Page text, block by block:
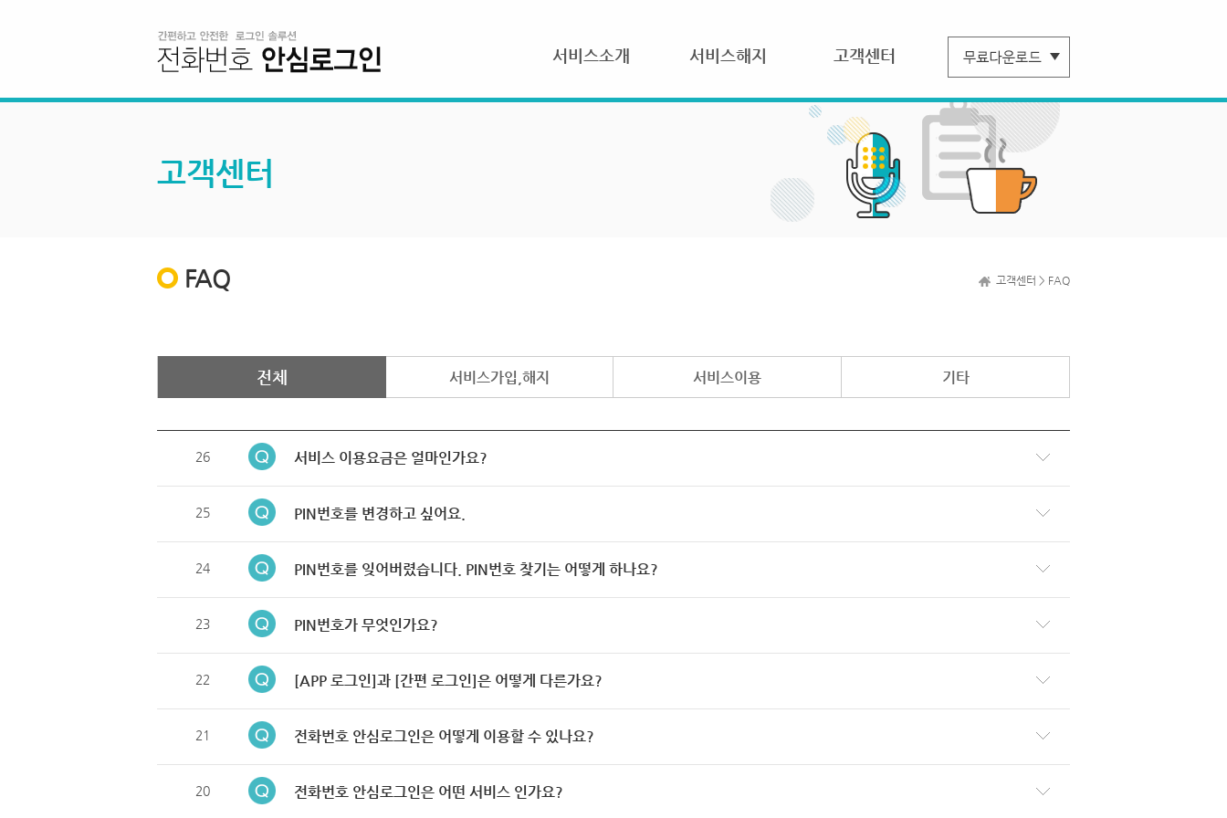
서비스소개 서비스해지 고객센터
고객센터
FAQ 고객센터 > FAQ
전체 서비스가입,해지 서비스이용 기타
26 서비스 이용요금은 얼마인가요?
25 PIN번호를 변경하고 싶어요.
24 PIN번호를 잊어버렸습니다. PIN번호 찾기는 어떻게 하나요?
23 PIN번호가 무엇인가요?
22 [APP 로그인]과 [간편 로그인]은 어떻게 다른가요?
21 전화번호 안심로그인은 어떻게 이용할 수 있나요?
20 전화번호 안심로그인은 어떤 서비스 인가요?